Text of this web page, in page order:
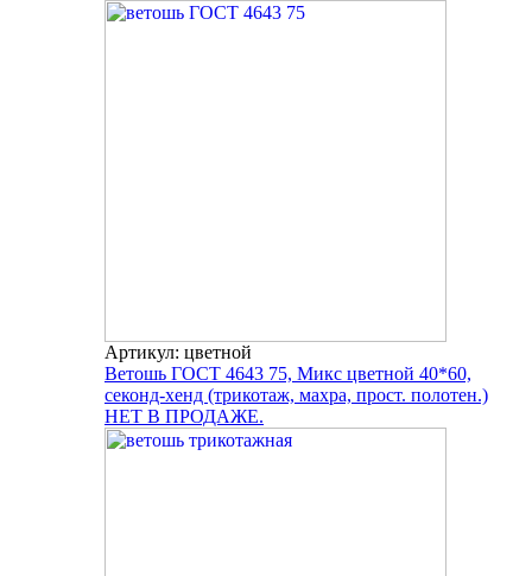
Артикул: цветной
Ветошь ГОСТ 4643 75, Микс цветной 40*60,
секонд-хенд (трикотаж, махра, прост. полотен.)
НЕТ В ПРОДАЖЕ.